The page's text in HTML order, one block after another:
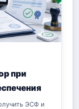
при
ЭСФ и